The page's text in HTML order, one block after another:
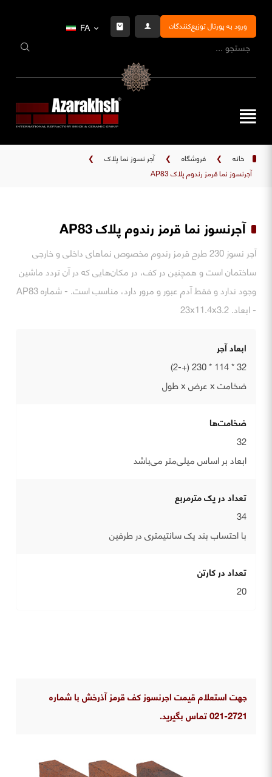
ورود به پورتال توزیع‌کنندگان FA
خانه ❯ فروشگاه ❯ آجر نسوز نما پلاک
❯
آجرنسوز نما قرمز رندوم پلاک AP83
آجرنسوز نما قرمز رندوم پلاک AP83
آجر نسوز 230 طرح قرمز رندوم مخصوص نماهای داخلی و خارجی
ساختمان است و همچنین در کف، در مکان‌هایی که در آن تردد ماشین
وجود ندارد و فقط آدم عبور و مرور دارد، مناسب است. - شماره AP83
- ابعاد. 23x11.4x3.2
ابعاد آجر
32 * 114 * 230 (+-2)
ضخامت x عرض x طول
ضخامت‌ها
32
ابعاد بر اساس میلی‌متر می‌باشد
تعداد در یک مترمربع
34
با احتساب بند یک سانتیمتری در طرفین
تعداد در کارتن
20
جهت استعلام قیمت اجرنسوز کف قرمز آذرخش با شماره
2721-021 تماس بگیرید.